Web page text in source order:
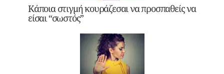
Κάποια στιγμή κουράζεσαι να προσπαθείς να
είσαι “σωστός”